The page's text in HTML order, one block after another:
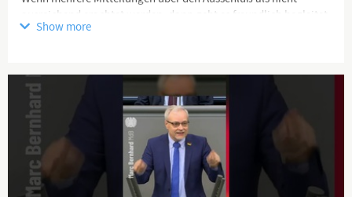
ausreichend erachtet werden, dann geht es freundlich begleitet
vom Platz.
#Widerstand #LaufFürFreiheit 2026
❌Haftungsausschluss:❌
@daddel5
❗️Charta der Grundrechte der Europäischen Union:❗️
Artikel 11 - Freiheit der Meinungsäußerung und
Show more